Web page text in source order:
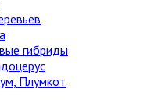
гибриды
Плумкот